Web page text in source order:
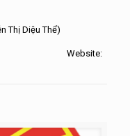
Thị Diệu Thể)
Website: